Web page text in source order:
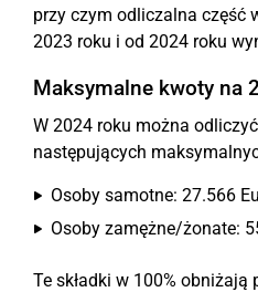
przy czym odliczalna część
2023 roku i od 2024 roku
Maksymalne kwoty na
W 2024 roku można
następujących
Osoby samotne: 27.566
Osoby zamężne/żonate:
Te składki w 100% obniżają